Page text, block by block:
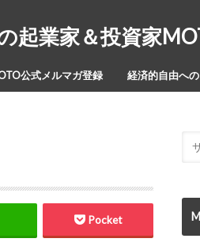
起業家＆投資家
公式メルマガ登録 経済的自由へ
Pocket